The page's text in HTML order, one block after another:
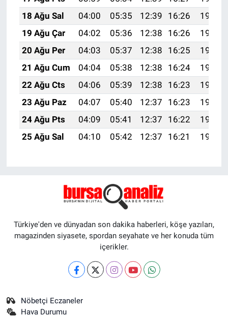
18 Ağu Sal
04:00 05:35 12:39 16:26
19:32
19 Ağu Çar
04:02 05:36 12:38 16:26
19:30
20 Ağu Per
04:03 05:37 12:38 16:25
19:29
21 Ağu Cum
04:04 05:38 12:38 16:24
19:27
22 Ağu Cts
04:06 05:39 12:38 16:23
19:26
23 Ağu Paz
04:07 05:40 12:37 16:23
19:24
24 Ağu Pts
04:09 05:41 12:37 16:22
19:23
25 Ağu Sal
04:10 05:42 12:37 16:21 19:21
Türkiye'den ve dünyadan son dakika haberleri, köşe yazıları,
magazinden siyasete, spordan seyahate ve her konuda tüm
içerikler.
Nöbetçi Eczaneler
Hava Durumu